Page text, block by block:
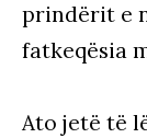
prindërit e
fatkeqësia
Ato jetë të